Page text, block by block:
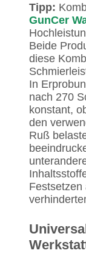
Tipp:
GunCer
Beide
diese
In
nach 270
konstant,
den
Ruß
Festsetzen